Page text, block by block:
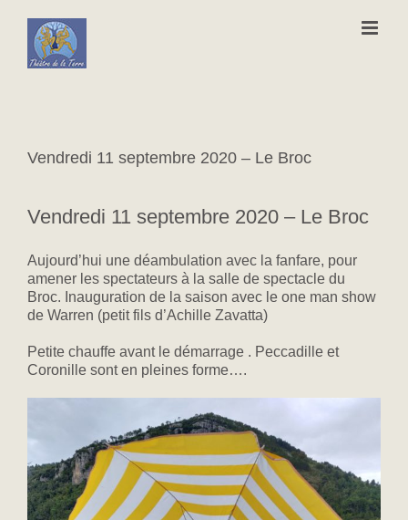
contenu
Vendredi 11 septembre 2020 – Le Broc
Vendredi 11 septembre 2020 – Le Broc
Aujourd’hui une déambulation avec la fanfare, pour
amener les spectateurs à la salle de spectacle du
Broc. Inauguration de la saison avec le one man show
de Warren (petit fils d’Achille Zavatta)
Petite chauffe avant le démarrage . Peccadille et
Coronille sont en pleines forme….